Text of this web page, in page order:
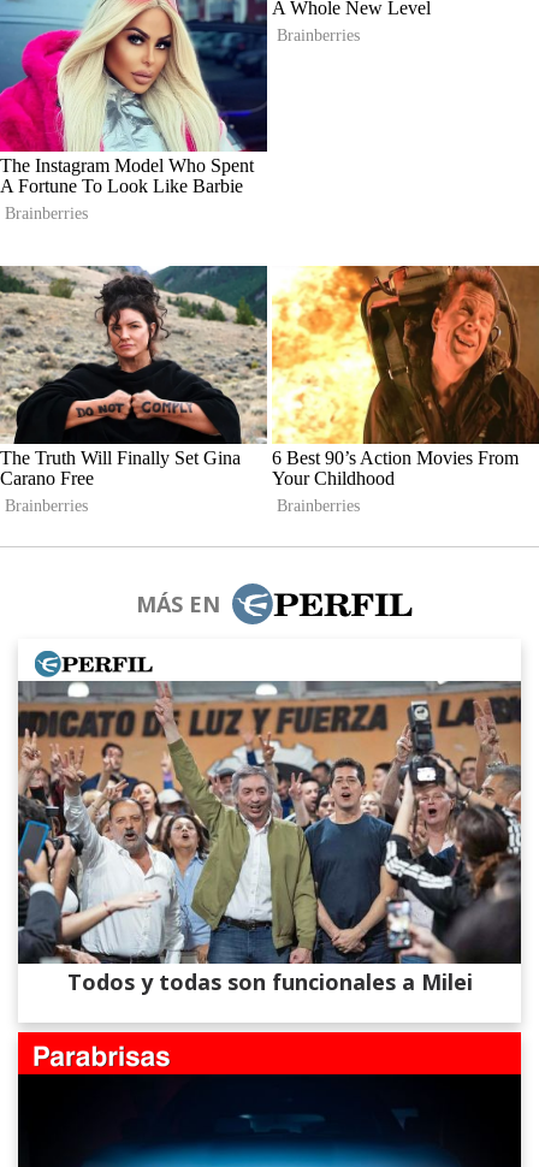
MÁS EN
Todos y todas son funcionales a Milei